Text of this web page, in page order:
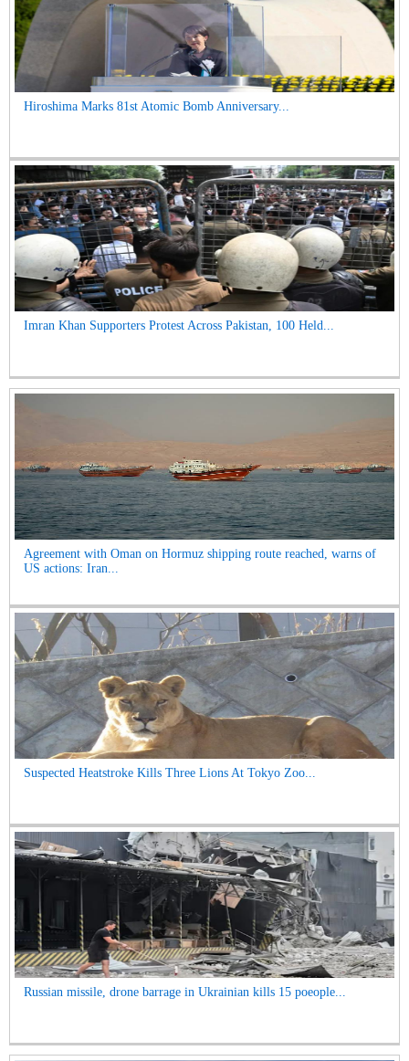
Hiroshima Marks 81st Atomic Bomb Anniversary...
Imran Khan Supporters Protest Across Pakistan, 100 Held...
Agreement with Oman on Hormuz shipping route reached, warns of
US actions: Iran...
Suspected Heatstroke Kills Three Lions At Tokyo Zoo...
Russian missile, drone barrage in Ukrainian kills 15 poeople...